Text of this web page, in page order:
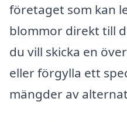
företaget som kan
blommor direkt till
du vill skicka en
eller förgylla ett
mängder av